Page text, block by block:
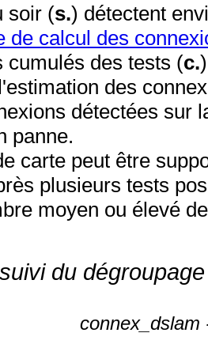
soir (s.) détectent
de calcul des
des tests (c.
des
détectées sur
panne.
carte peut être
plusieurs tests
moyen ou élevé
du
connex_dslam